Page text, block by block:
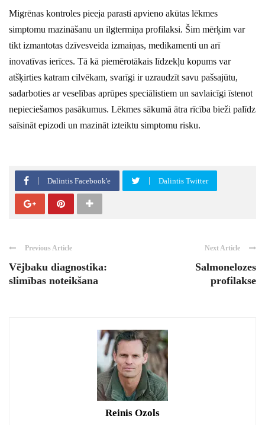
Migrēnas kontroles pieeja parasti apvieno akūtas lēkmes
simptomu mazināšanu un ilgtermiņa profilaksi. Šim mērķim var
tikt izmantotas dzīvesveida izmaiņas, medikamenti un arī
inovatīvas ierīces. Tā kā piemērotākais līdzekļu kopums var
atšķirties katram cilvēkam, svarīgi ir uzraudzīt savu pašsajūtu,
sadarboties ar veselības aprūpes speciālistiem un savlaicīgi īstenot
nepieciešamos pasākumus. Lēkmes sākumā ātra rīcība bieži palīdz
saīsināt epizodi un mazināt izteiktu simptomu risku.
Dalintis Facebook'e Dalintis Twitter
Previous Article
Vējbaku diagnostika:
slimības noteikšana
Next Article
Salmonelozes
profilakse
Reinis Ozols